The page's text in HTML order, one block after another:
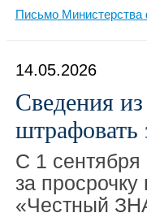
Письмо
14.05.2026
Сведения
штрафовать
С 1 сентября
за
«Честный